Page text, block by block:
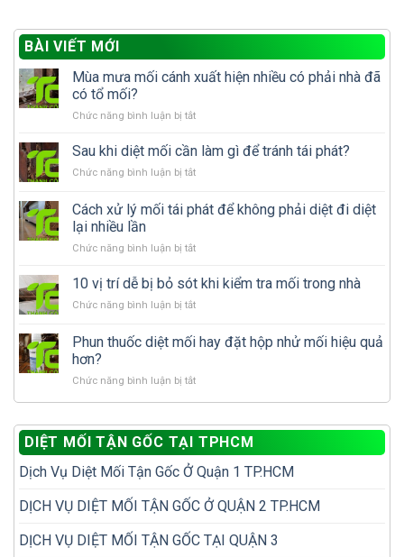
BÀI VIẾT MỚI
Mùa mưa mối cánh xuất hiện nhiều có phải nhà đã
có tổ mối?
Chức năng bình luận bị tắtở
mưa
cánh
hiện
phải
đã
Sau khi diệt mối cần làm gì để tránh tái phát?
Chức năng bình luận bị tắtở
khi
diệt
cần
gì
tránh
phát?
Cách xử lý mối tái phát để không phải diệt đi diệt
lại nhiều lần
Chức năng bình luận bị tắtở
xử
mối
phát
phải
diệt
diệt
lại
lần
10 vị trí dễ bị bỏ sót khi kiểm tra mối trong nhà
Chức năng bình luận bị tắtở
vị
trí
bị
khi
kiểm
tra
mối
nhà
Phun thuốc diệt mối hay đặt hộp nhử mối hiệu quả
hơn?
Chức năng bình luận bị tắtở
diệt
mối
hay
đặt
nhử
hiệu
quả
DIỆT MỐI TẬN GỐC TẠI TPHCM
Dịch Vụ Diệt Mối Tận Gốc Ở Quận 1 TP.HCM
DỊCH VỤ DIỆT MỐI TẬN GỐC Ở QUẬN 2 TP.HCM
DỊCH VỤ DIỆT MỐI TẬN GỐC TẠI QUẬN 3